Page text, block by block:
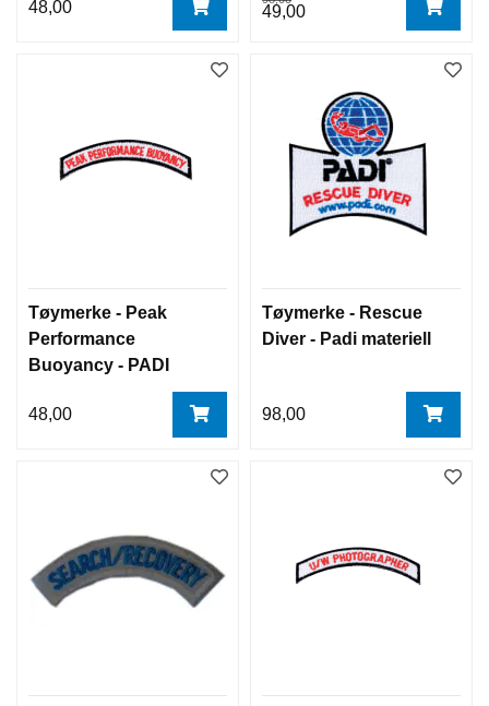
48,00 49,00
Tøymerke - Peak
Performance
Buoyancy - PADI
48,00
Tøymerke - Rescue
Diver - Padi materiell
98,00